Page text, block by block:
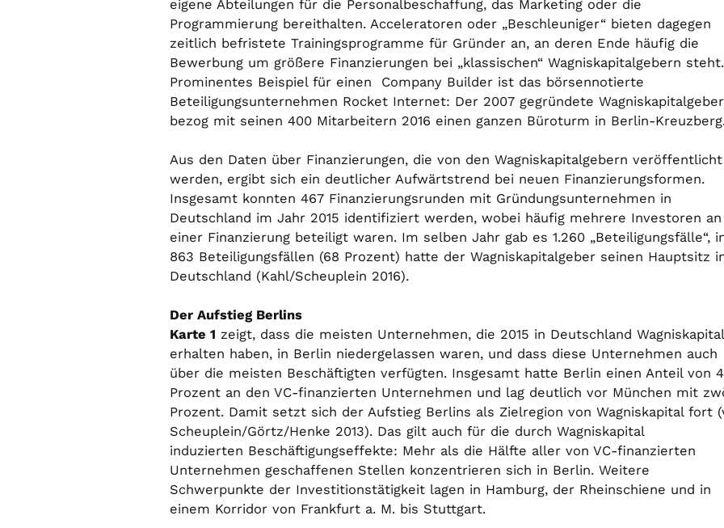
eigene Abteilungen für die Personalbeschaffung, das Marketing oder die
Programmierung bereithalten. Acceleratoren oder „Beschleuniger“ bieten dagegen
zeitlich befristete Trainingsprogramme für Gründer an, an deren Ende häufig die
Bewerbung um größere Finanzierungen bei „klassischen“ Wagniskapitalgebern steht.
Prominentes Beispiel für einen Company Builder ist das börsennotierte
Beteiligungsunternehmen Rocket Internet: Der 2007 gegründete Wagniskapitalgeber
bezog mit seinen 400 Mitarbeitern 2016 einen ganzen Büroturm in Berlin-
Aus den Daten über Finanzierungen, die von den Wagniskapitalgebern veröffentlicht
werden, ergibt sich ein deutlicher Aufwärtstrend bei neuen Finanzierungsformen.
Insgesamt konnten 467 Finanzierungsrunden mit Gründungsunternehmen in
Deutschland im Jahr 2015 identifiziert werden, wobei häufig mehrere Investoren an
einer Finanzierung beteiligt waren. Im selben Jahr gab es 1.260 „Beteiligungsfälle“,
863 Beteiligungsfällen (68 Prozent) hatte der Wagniskapitalgeber seinen Hauptsitz
Deutschland (Kahl/Scheuplein 2016).
Der Aufstieg Berlins
Karte 1 zeigt, dass die meisten Unternehmen, die 2015 in Deutschland Wagniskapital
erhalten haben, in Berlin niedergelassen waren, und dass diese Unternehmen auch
über die meisten Beschäftigten verfügten. Insgesamt hatte Berlin einen Anteil von
Prozent an den VC-finanzierten Unternehmen und lag deutlich vor München mit
Prozent. Damit setzt sich der Aufstieg Berlins als Zielregion von Wagniskapital fort
Scheuplein/Görtz/Henke 2013). Das gilt auch für die durch Wagniskapital
induzierten Beschäftigungseffekte: Mehr als die Hälfte aller von VC-finanzierten
Unternehmen geschaffenen Stellen konzentrieren sich in Berlin. Weitere
Schwerpunkte der Investitionstätigkeit lagen in Hamburg, der Rheinschiene und in
einem Korridor von Frankfurt a. M. bis Stuttgart.